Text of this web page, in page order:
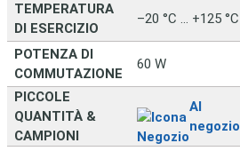
TEMPERATURA
DI ESERCIZIO
–20 °C … +125 °C
POTENZA DI
COMMUTAZIONE
60 W
PICCOLE
QUANTITÀ &
CAMPIONI
Al
negozio